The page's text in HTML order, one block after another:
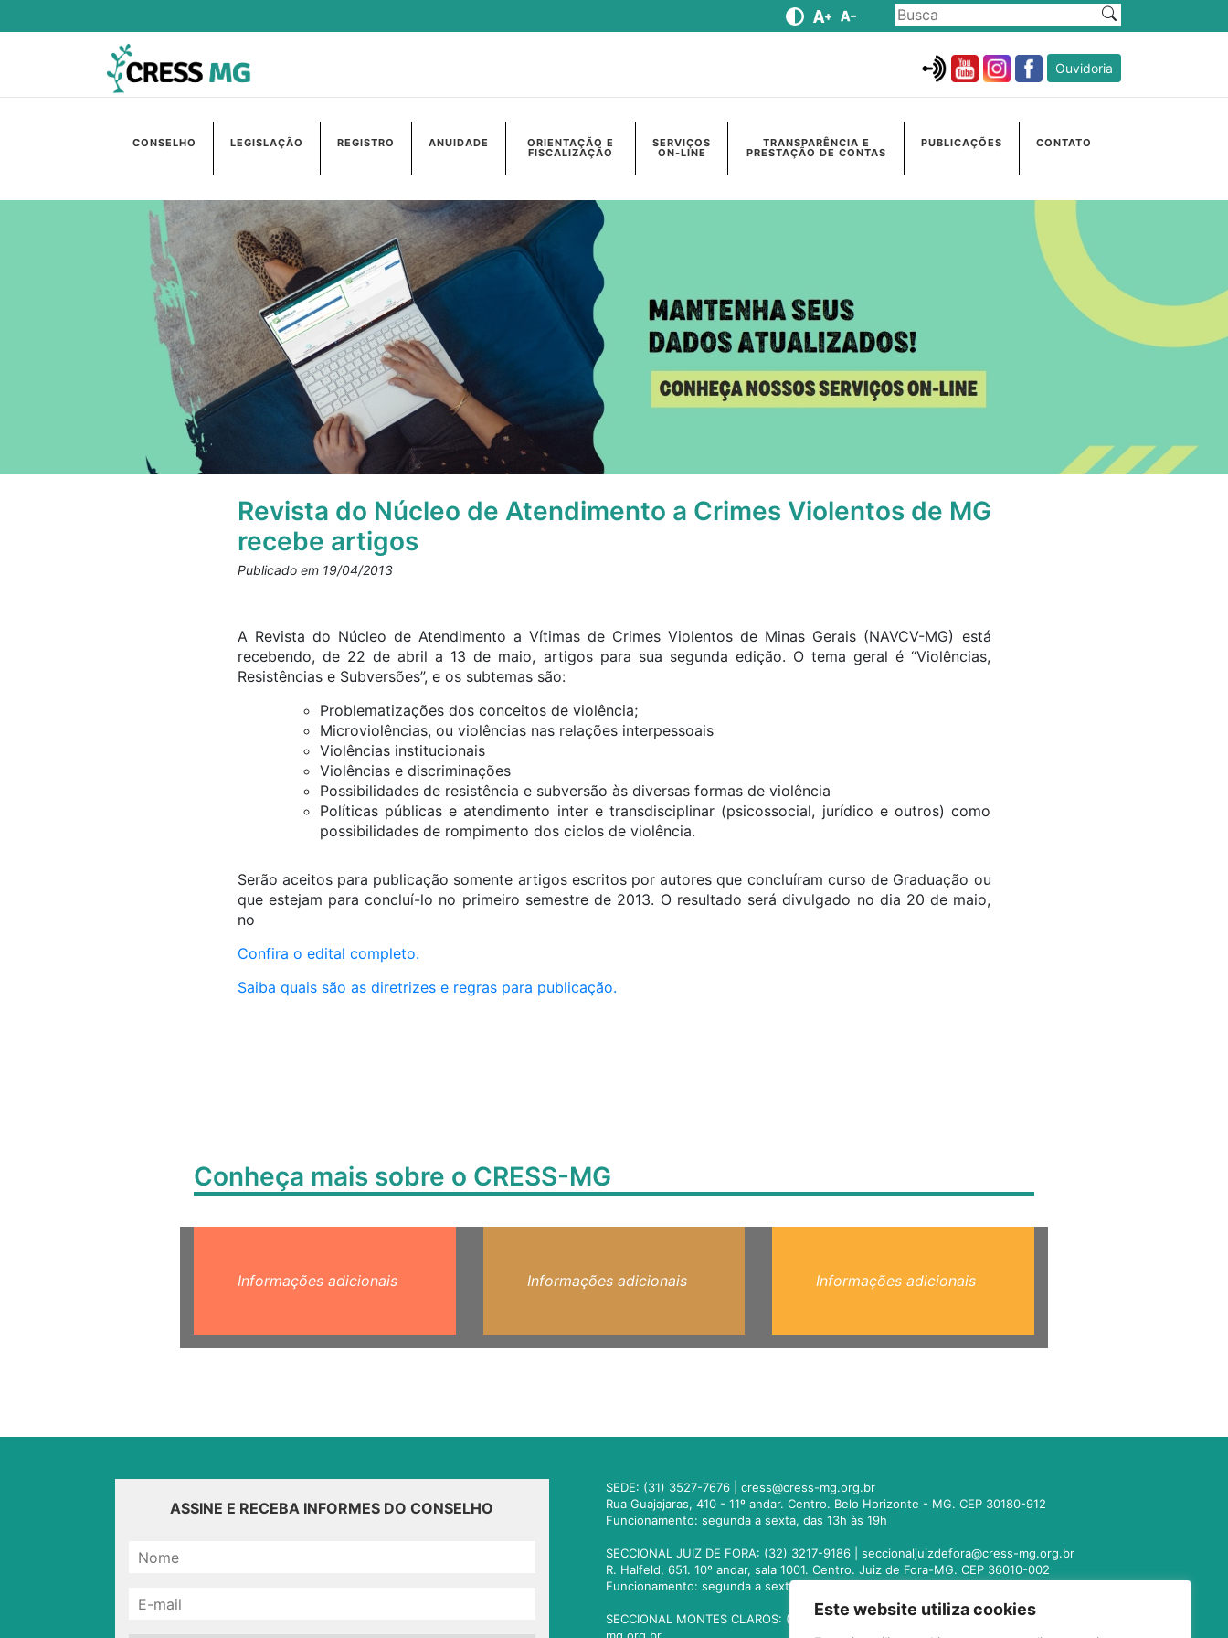
Este website utiliza cookies
Ouvidoria
CONSELHO LEGISLAÇÃO REGISTRO ANUIDADE ORIENTAÇÃO E
FISCALIZAÇÃO
SERVIÇOS
ON-LINE
TRANSPARÊNCIA E
PRESTAÇÃO DE CONTAS
PUBLICAÇÕES CONTATO
Revista do Núcleo de Atendimento a Crimes Violentos de MG
recebe artigos
Publicado em 19/04/2013
A Revista do Núcleo de Atendimento a Vítimas de Crimes Violentos de Minas Gerais (NAVCV-MG) está
recebendo, de 22 de abril a 13 de maio, artigos para sua segunda edição. O tema geral é “Violências,
Resistências e Subversões”, e os subtemas são:
Problematizações dos conceitos de violência;
Microviolências, ou violências nas relações interpessoais
Violências institucionais
Violências e discriminações
Possibilidades de resistência e subversão às diversas formas de violência
Políticas públicas e atendimento inter e transdisciplinar (psicossocial, jurídico e outros) como
possibilidades de rompimento dos ciclos de violência.
Serão aceitos para publicação somente artigos escritos por autores que concluíram curso de Graduação ou
que estejam para concluí-lo no primeiro semestre de 2013. O resultado será divulgado no dia 20 de maio,
no
Confira o edital completo.
Saiba quais são as diretrizes e regras para publicação.
Conheça mais sobre o CRESS-MG
Informações adicionais Informações adicionais Informações adicionais
ASSINE E RECEBA INFORMES DO CONSELHO
SEDE: (31) 3527-7676 |cress@cress-mg.org.br
Rua Guajajaras, 410 - 11º andar. Centro. Belo Horizonte - MG. CEP 30180-912
Funcionamento: segunda a sexta, das 13h às 19h
SECCIONAL JUIZ DE FORA: (32) 3217-9186 |seccionaljuizdefora@cress-mg.org.br
R. Halfeld, 651. 10º andar, sala 1001. Centro. Juiz de Fora-MG. CEP 36010-002
Funcionamento: segunda a sexta, das 13h às 19h
SECCIONAL MONTES CLAROS: (38) 3221-9358 |seccionalmontesclaros@cress-